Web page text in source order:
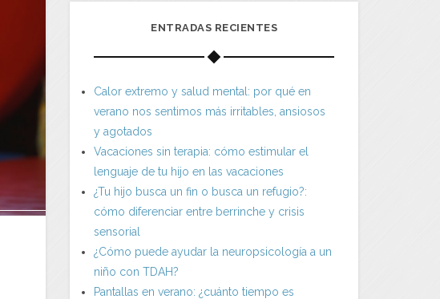
ENTRADAS RECIENTES
Calor extremo y salud mental: por qué en
verano nos sentimos más irritables, ansiosos
y agotados
Vacaciones sin terapia: cómo estimular el
lenguaje de tu hijo en las vacaciones
¿Tu hijo busca un fin o busca un refugio?:
cómo diferenciar entre berrinche y crisis
sensorial
¿Cómo puede ayudar la neuropsicología a un
niño con TDAH?
Pantallas en verano: ¿cuánto tiempo es